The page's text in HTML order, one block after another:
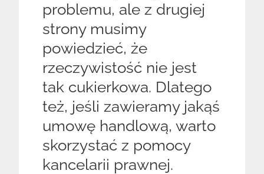
problemu, ale z drugiej
strony musimy
powiedzieć, że
rzeczywistość nie jest
tak cukierkowa. Dlatego
też, jeśli zawieramy jakąś
umowę handlową, warto
skorzystać z pomocy
kancelarii prawnej.